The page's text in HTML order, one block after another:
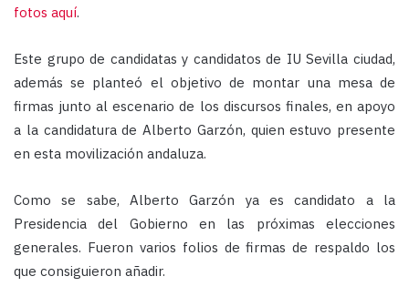
fotos aquí.
Este grupo de candidatas y candidatos de IU Sevilla ciudad,
además se planteó el objetivo de montar una mesa de
firmas junto al escenario de los discursos finales, en apoyo
a la candidatura de Alberto Garzón, quien estuvo presente
en esta movilización andaluza.
Como se sabe, Alberto Garzón ya es candidato a la
Presidencia del Gobierno en las próximas elecciones
generales. Fueron varios folios de firmas de respaldo los
que consiguieron añadir.